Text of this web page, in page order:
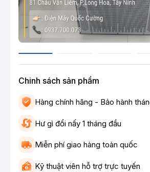
Chinh sách sản phẩm
Hàng chính hãng - Bảo hành
Hư gì đổi nấy 1 tháng đầu
Miễn phí giao hàng toàn quốc
Kỹ thuật viên hỗ trợ trực tuyến